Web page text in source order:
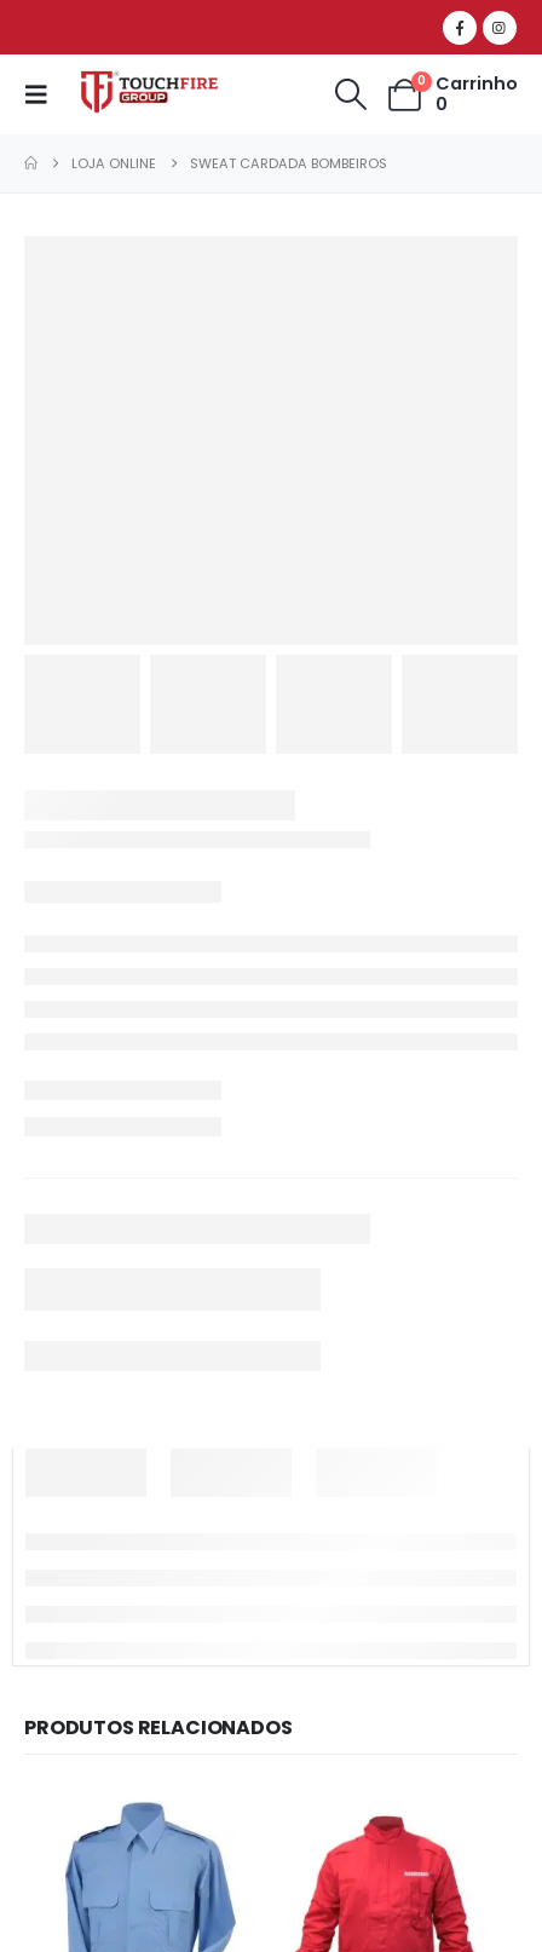
0
Carrinho
0
LOJA ONLINE SWEAT CARDADA BOMBEIROS
PRODUTOS RELACIONADOS